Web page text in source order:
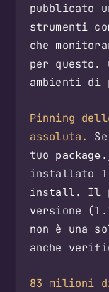
pubblicato
strumenti
che
per
ambienti di
Pinning
assoluta.
tuo
installato
install . Il
versione (
non è una
anche
83 milioni